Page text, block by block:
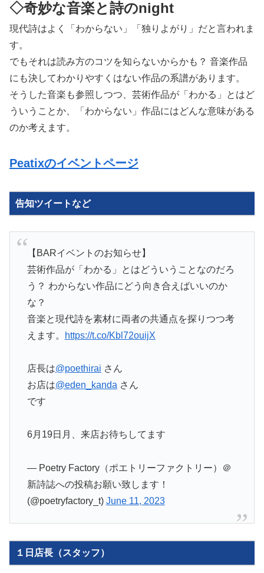
◇奇妙な音楽と詩のnight
現代詩はよく「わからない」「独りよがり」だと言われま
す。
でもそれは読み方のコツを知らないからかも？ 音楽作品
にも決してわかりやすくはない作品の系譜があります。
そうした音楽も参照しつつ、芸術作品が「わかる」とはど
ういうことか、「わからない」作品にはどんな意味がある
のか考えます。
Peatixのイベントページ
告知ツイートなど
【BARイベントのお知らせ】
芸術作品が「わかる」とはどういうことなのだろ
う？ わからない作品にどう向き合えばいいのか
な？
音楽と現代詩を素材に両者の共通点を探りつつ考
えます。
https://t.co/Kbl72ouijX
店長は@poethirai さん
お店は@eden_kanda さん
です
6月19日月、来店お待ちしてます
— Poetry Factory（ポエトリーファクトリー）＠
新詩誌への投稿お願い致します！
(@poetryfactory_t) June 11, 2023
１日店長（スタッフ）